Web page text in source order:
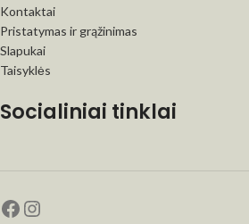
Kontaktai
Pristatymas ir grąžinimas
Slapukai
Taisyklės
Socialiniai tinklai